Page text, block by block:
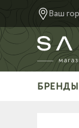
Ваш
БРЕНДЫ